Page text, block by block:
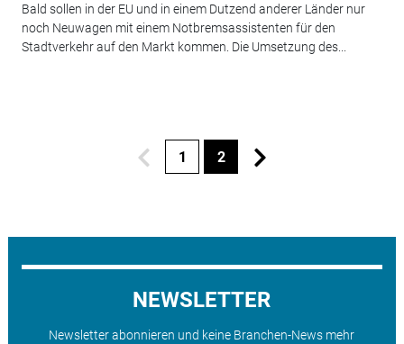
Bald sollen in der EU und in einem Dutzend anderer Länder nur
noch Neuwagen mit einem Notbremsassistenten für den
Stadtverkehr auf den Markt kommen. Die Umsetzung des...
1 2
NEWSLETTER
Newsletter abonnieren und keine Branchen-News mehr